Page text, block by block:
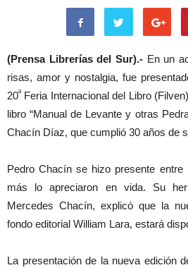
(Prensa Librerías del Sur).- En un
risas, amor y nostalgia, fue
20ª Feria Internacional del Libro
libro “Manual de Levante y otras
Chacín Díaz, que cumplió 30 años de
Pedro Chacín se hizo presente entre
más lo apreciaron en vida. Su
Mercedes Chacín, explicó que la
fondo editorial William Lara, estará
La presentación de la nueva edición